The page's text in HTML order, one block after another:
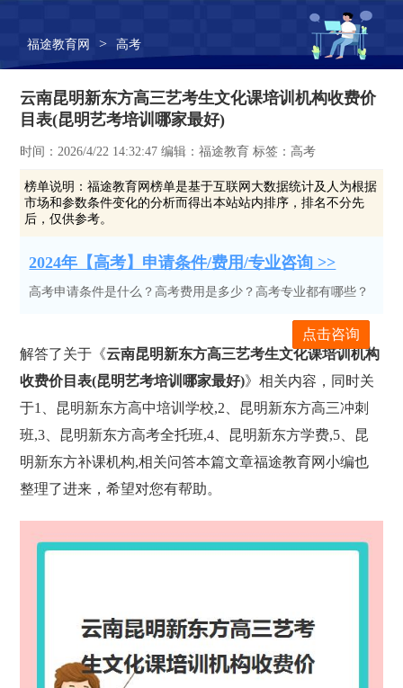
福途教育网 > 高考
云南昆明新东方高三艺考生文化课培训机构收费价
目表(昆明艺考培训哪家最好)
时间：2026/4/22 14:32:47 编辑：福途教育 标签：高考
榜单说明：福途教育网榜单是基于互联网大数据统计及人为根据
市场和参数条件变化的分析而得出本站站内排序，排名不分先
后，仅供参考。
2024年【高考】申请条件/费用/专业咨询 >>
高考申请条件是什么？高考费用是多少？高考专业都有哪些？
点击咨询
解答了关于《云南昆明新东方高三艺考生文化课培训机构
收费价目表(昆明艺考培训哪家最好)》相关内容，同时关
于1、昆明新东方高中培训学校,2、昆明新东方高三冲刺
班,3、昆明新东方高考全托班,4、昆明新东方学费,5、昆
明新东方补课机构,相关问答本篇文章福途教育网小编也
整理了进来，希望对您有帮助。